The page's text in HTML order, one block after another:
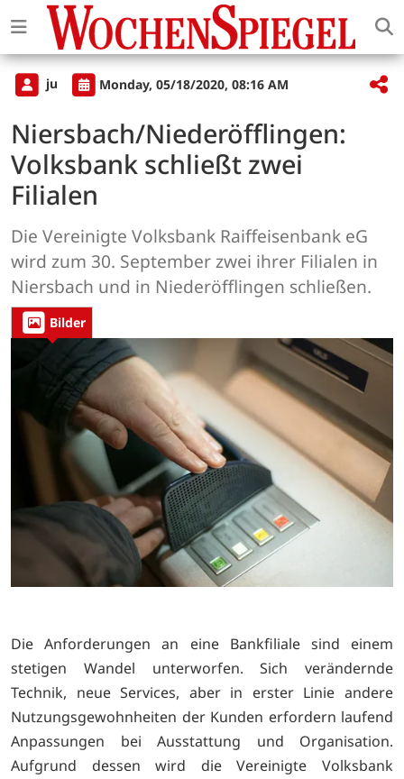
ju Monday, 05/18/2020, 08:16 AM
Niersbach/Niederöfflingen:
Volksbank schließt zwei
Filialen
Die Vereinigte Volksbank Raiffeisenbank eG
wird zum 30. September zwei ihrer Filialen in
Niersbach und in Niederöfflingen schließen.
Bilder
Die Anforderungen an eine Bankfiliale sind einem
stetigen Wandel unterworfen. Sich verändernde
Technik, neue Services, aber in erster Linie andere
Nutzungsgewohnheiten der Kunden erfordern laufend
Anpassungen bei Ausstattung und Organisation.
Aufgrund dessen wird die Vereinigte Volksbank